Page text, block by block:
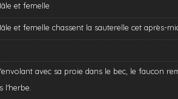
et femelle
et femelle chassent la sauterelle cet après-
avec sa proie dans le bec, le faucon
l'herbe.